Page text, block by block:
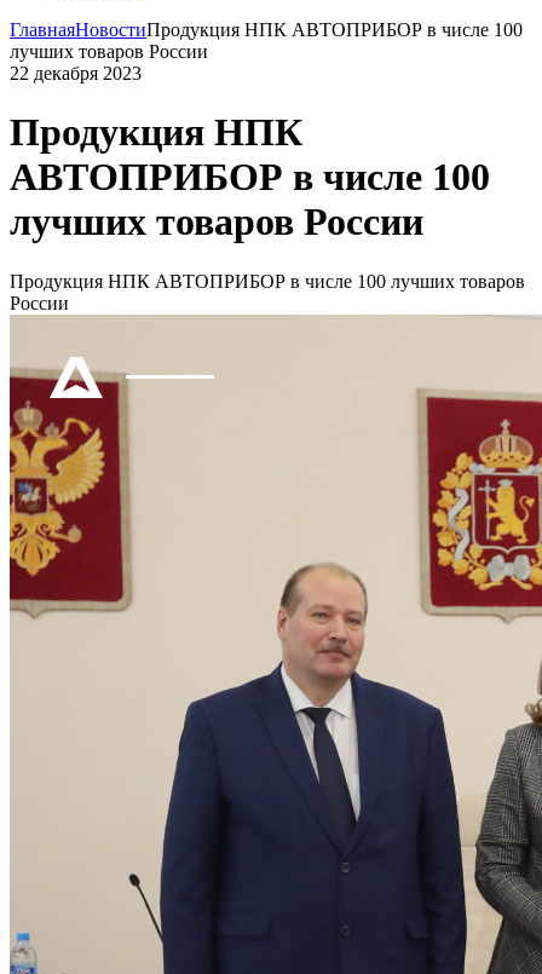
ГлавнаяНовостиПродукция НПК АВТОПРИБОР в числе 100
лучших товаров России
22 декабря 2023
Продукция НПК
АВТОПРИБОР в числе 100
лучших товаров России
Продукция НПК АВТОПРИБОР в числе 100 лучших товаров
России